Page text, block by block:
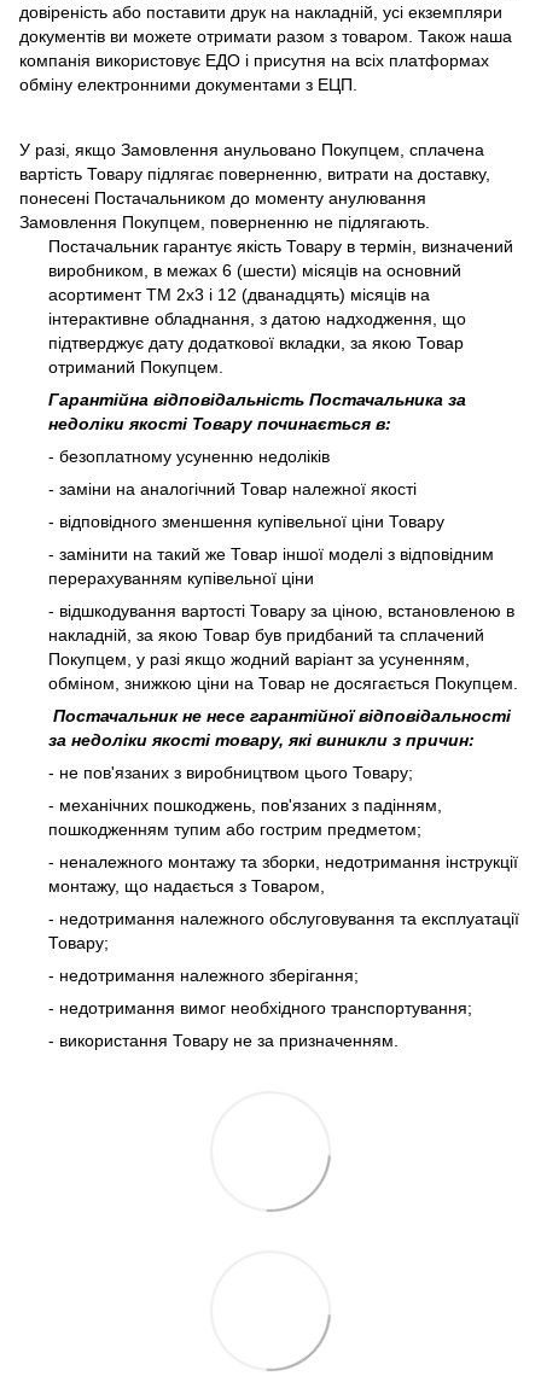
довіреність або поставити друк на накладній, усі екземпляри
документів ви можете отримати разом з товаром. Також наша
компанія використовує ЕДО і присутня на всіх платформах
обміну електронними документами з ЕЦП.
У разі, якщо Замовлення анульовано Покупцем, сплачена
вартість Товару підлягає поверненню, витрати на доставку,
понесені Постачальником до моменту анулювання
Замовлення Покупцем, поверненню не підлягають.
Постачальник гарантує якість Товару в термін, визначений
виробником, в межах 6 (шести) місяців на основний
асортимент ТМ 2х3 і 12 (дванадцять) місяців на
інтерактивне обладнання, з датою надходження, що
підтверджує дату додаткової вкладки, за якою Товар
отриманий Покупцем.
Гарантійна відповідальність Постачальника за
недоліки якості Товару починається в:
- безоплатному усуненню недоліків
- заміни на аналогічний Товар належної якості
- відповідного зменшення купівельної ціни Товару
- замінити на такий же Товар іншої моделі з відповідним
перерахуванням купівельної ціни
- відшкодування вартості Товару за ціною, встановленою в
накладній, за якою Товар був придбаний та сплачений
Покупцем, у разі якщо жодний варіант за усуненням,
обміном, знижкою ціни на Товар не досягається Покупцем.
Постачальник не несе гарантійної відповідальності
за недоліки якості товару, які виникли з причин:
- не пов'язаних з виробництвом цього Товару;
- механічних пошкоджень, пов'язаних з падінням,
пошкодженням тупим або гострим предметом;
- неналежного монтажу та зборки, недотримання інструкції
монтажу, що надається з Товаром,
- недотримання належного обслуговування та експлуатації
Товару;
- недотримання належного зберігання;
- недотримання вимог необхідного транспортування;
- використання Товару не за призначенням.